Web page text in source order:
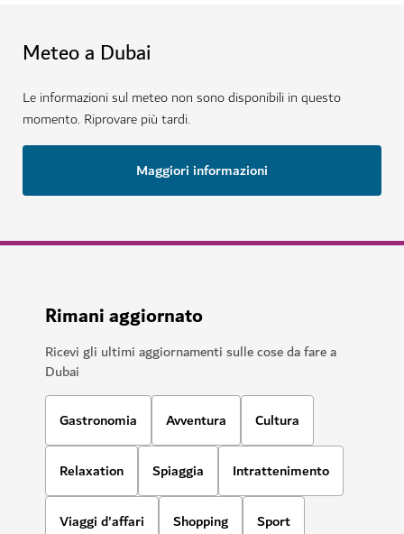
Meteo a Dubai
Le informazioni sul meteo non sono disponibili in questo
momento. Riprovare più tardi.
Maggiori informazioni
Rimani aggiornato
Ricevi gli ultimi aggiornamenti sulle cose da fare a
Dubai
Gastronomia Avventura Cultura
Relaxation Spiaggia Intrattenimento
Viaggi d'affari Shopping Sport